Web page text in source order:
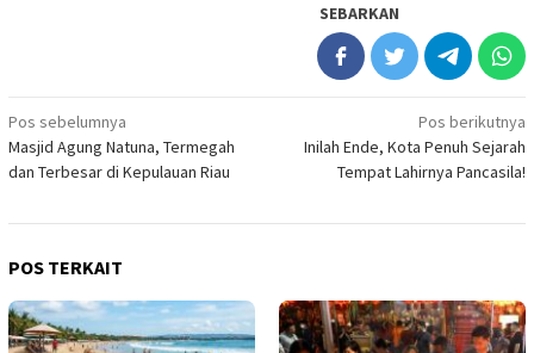
SEBARKAN
Navigasi
pos
Pos sebelumnya
Masjid Agung Natuna, Termegah
dan Terbesar di Kepulauan Riau
Pos berikutnya
Inilah Ende, Kota Penuh Sejarah
Tempat Lahirnya Pancasila!
POS TERKAIT